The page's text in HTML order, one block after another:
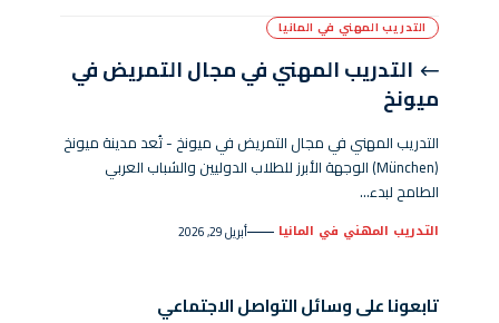
التدريب المهني في المانيا
التدريب المهني في مجال التمريض في
ميونخ
التدريب المهني في مجال التمريض في ميونخ - تُعد مدينة ميونخ
(München) الوجهة الأبرز للطلاب الدوليين والشباب العربي
الطامح لبدء…
التدريب المهني في المانيا أبريل 29, 2026
تابعونا على وسائل التواصل الاجتماعي